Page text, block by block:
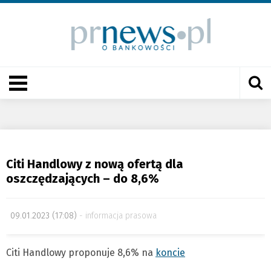
Citi Handlowy z nową ofertą dla
oszczędzających – do 8,6%
09.01.2023 (17:08) informacja prasowa
Citi Handlowy proponuje 8,6% na koncie